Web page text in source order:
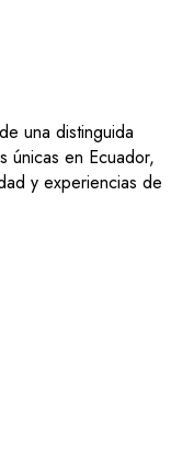
una distinguida
únicas en Ecuador,
y experiencias de